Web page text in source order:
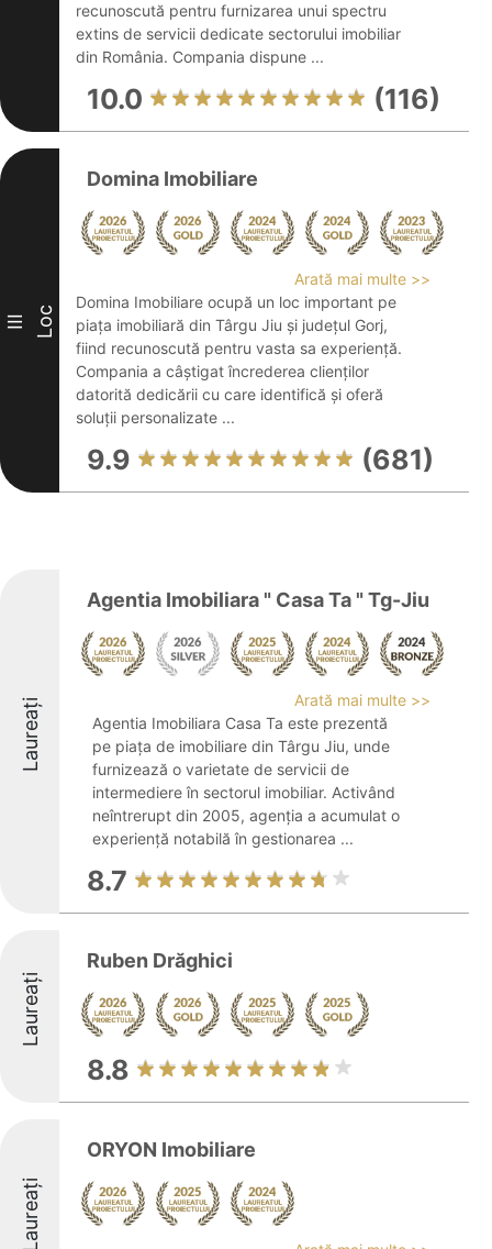
recunoscută pentru furnizarea unui spectru
extins de servicii dedicate sectorului imobiliar
din România. Compania dispune ...
10.0 (116)
III Loc
Domina Imobiliare
Arată mai multe >>
Domina Imobiliare ocupă un loc important pe
piața imobiliară din Târgu Jiu și județul Gorj,
fiind recunoscută pentru vasta sa experiență.
Compania a câștigat încrederea clienților
datorită dedicării cu care identifică și oferă
soluții personalizate ...
9.9 (681)
Laureați
Agentia Imobiliara " Casa Ta " Tg-Jiu
Arată mai multe >>
Agentia Imobiliara Casa Ta este prezentă
pe piața de imobiliare din Târgu Jiu, unde
furnizează o varietate de servicii de
intermediere în sectorul imobiliar. Activând
neîntrerupt din 2005, agenția a acumulat o
experiență notabilă în gestionarea ...
8.7
Laureați
Ruben Drăghici
8.8
Laureați
ORYON Imobiliare